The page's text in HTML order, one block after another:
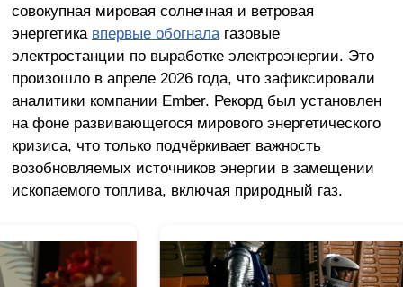
совокупная мировая солнечная и ветровая
энергетика впервые обогналагазовые
электростанции по выработке электроэнергии. Это
произошло в апреле 2026 года, что зафиксировали
аналитики компании Ember. Рекорд был установлен
на фоне развивающегося мирового энергетического
кризиса, что только подчёркивает важность
возобновляемых источников энергии в замещении
ископаемого топлива, включая природный газ.